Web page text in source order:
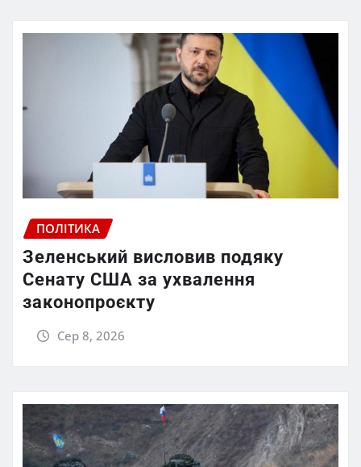
ПОЛІТИКА
Зеленський висловив подяку
Сенату США за ухвалення
законопроєкту
Сер 8, 2026